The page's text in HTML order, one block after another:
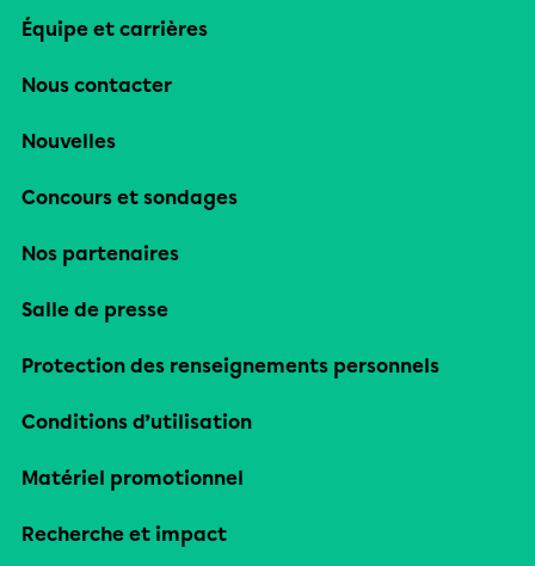
Équipe et carrières
Nous contacter
Nouvelles
Concours et sondages
Nos partenaires
Salle de presse
Protection des renseignements personnels
Conditions d’utilisation
Matériel promotionnel
Recherche et impact